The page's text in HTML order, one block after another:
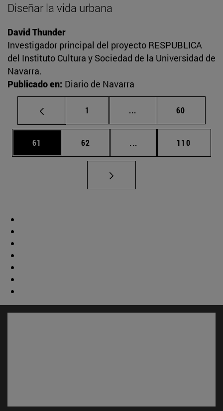
Diseñar la vida urbana
David Thunder
Investigador principal del proyecto RESPUBLICA
del Instituto Cultura y Sociedad de la Universidad de
Navarra.
Publicado en: Diario de Navarra
Página
1 ... Páginas intermedias
Página
60
Página
61 Página
62 ... Páginas intermedias
Página
110